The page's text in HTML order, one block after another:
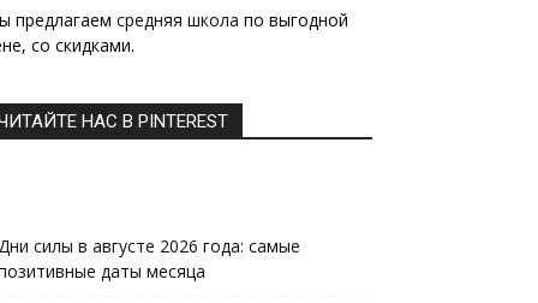
предлагаем средняя школа по выгодной
со скидками.
НАС В PINTEREST
силы в августе 2026 года: самые
даты месяца